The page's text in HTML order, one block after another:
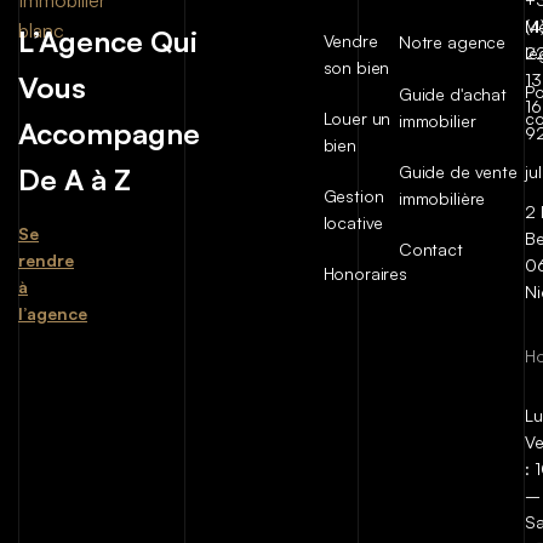
L’Agence Qui
Vous
Accompagne
De A à Z
Se
rendre
à
l’agence
Vendre
son bien
Louer un
bien
Gestion
locative
Honoraires
Notre agence
Guide d'achat
immobilier
Guide de vente
immobilière
Contact
13
16
2
:
–